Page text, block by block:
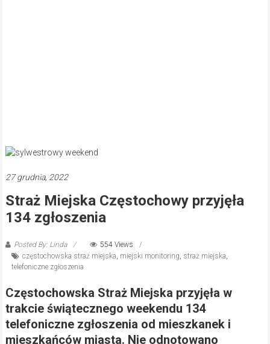
27 grudnia, 2022
Straż Miejska Częstochowy przyjęła
134 zgłoszenia
Posted By: Linda
554 Views
częstochowska straż miejska, miejski monitoring, straż miejska,
telefoniczne zgłoszenia
Częstochowska Straż Miejska przyjęła w
trakcie świątecznego weekendu 134
telefoniczne zgłoszenia od mieszkanek i
mieszkańców miasta. Nie odnotowano